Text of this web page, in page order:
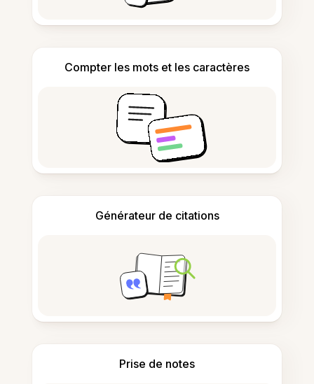
Compter les mots et les caractères
Générateur de citations
Prise de notes